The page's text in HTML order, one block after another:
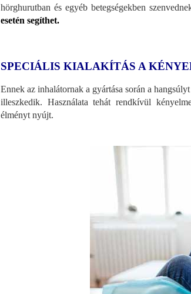
hörghurutban és egyéb betegségekben
esetén segíthet.
SPECIÁLIS KIALAKÍTÁS A
Ennek az inhalátornak a gyártása során a
illeszkedik. Használata tehát rendkívül
élményt nyújt.